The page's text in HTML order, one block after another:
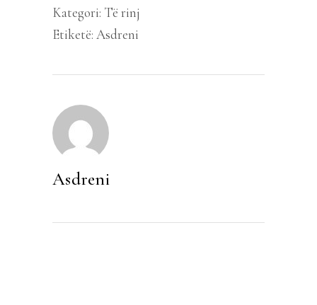
Kategori: Të rinj
Etiketë: Asdreni
Asdreni